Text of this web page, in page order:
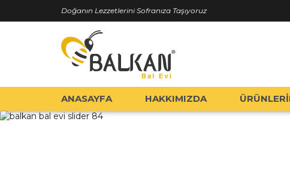
Doğanın Lezzetlerini Sofranıza Taşıyoruz
ANASAYFA HAKKIMIZDA